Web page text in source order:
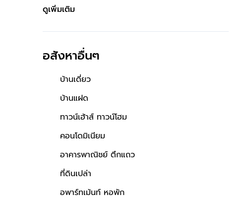
เทพารักษ์ ทางด่วนบูรพาวิถี
ดูเพิ่มเติม
อสังหาอื่นๆ
บ้านเดี่ยว
บ้านแฝด
ทาวน์เฮ้าส์ ทาวน์โฮม
คอนโดมิเนียม
อาคารพาณิชย์ ตึกแถว
ที่ดินเปล่า
อพาร์ทเม้นท์ หอพัก